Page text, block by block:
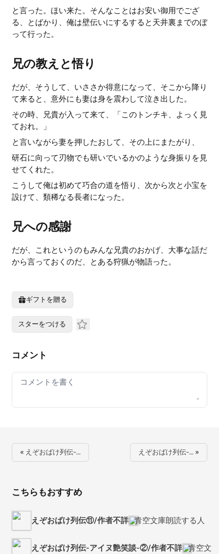
と言った。ほい来た。そんなことはお安い御用でござ
る、とばかり、俺は壁伝いにするすると天井裏までのぼ
って行った。
兄の教えと悟り
だが、そうして、いささか得意になって、そこから降り
て来ると、意外にも妻は身を震わして泣き出した。
その時、兄貴が入って来て、「このトンチキ、よっく見
ておれ。」
と言いながら妻を押したおして、その上にまたがり、
研石に向って刃物でも研いでいるかのような身振りを見
せてくれた。
こうして俺は初めて巧合の道を悟り、次から次と小宝を
設けて、類稀なる長者になった。
兄への感謝
だが、これというのもみんな兄貴のおかげ、大事な話だ
から言っておくのだ、とある狩猟が物語った。
ギフトを贈る
スターをつける
コメント
Your comment
« えぞおばけ列伝-… えぞおばけ列伝-… »
こちらもおすすめ
えぞおばけ列伝⑪/作者不詳 青空文庫朗読する人
えぞおばけ列伝-アイヌ艶笑談-②/作者不詳 青空文